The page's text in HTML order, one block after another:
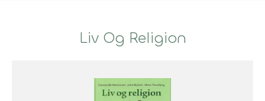
Liv Og Religion